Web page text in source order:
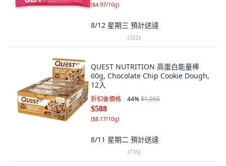
($4.97/10g)
8/12 星期三 預計送達
(322)
QUEST NUTRITION 高蛋白能量棒
60g, Chocolate Chip Cookie Dough,
12入
折扣後價格 44%$1,055
$588
($8.17/10g)
8/11 星期二 預計送達
(735)